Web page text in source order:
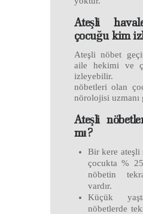
Ateşli
çocuğu kim
Ateşli nöbet
aile hekimi ve
izleyebilir.
nöbetleri olan
nörolojisi uzmanı
Ateşli
mı?
Bir kere ateşli
çocukta %
nöbetin
vardır.
Küçük
nöbetlerde